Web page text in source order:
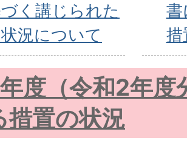
く講じられた
況について
書
措
度（令和2年度
措置の状況